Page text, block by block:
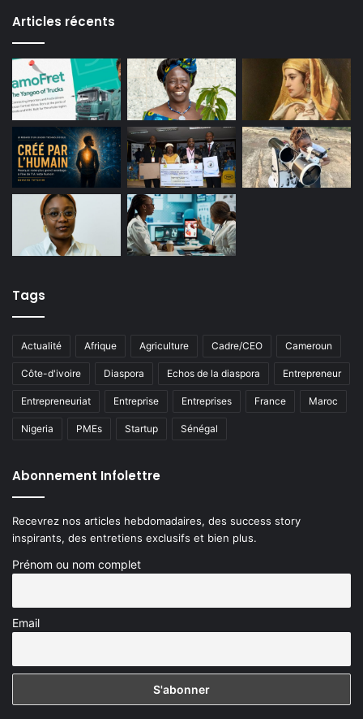
Articles récents
Tags
Actualité Afrique Agriculture Cadre/CEO Cameroun
Côte-d'ivoire Diaspora Echos de la diaspora Entrepreneur
Entrepreneuriat Entreprise Entreprises France Maroc
Nigeria PMEs Startup Sénégal
Abonnement Infolettre
Recevrez nos articles hebdomadaires, des success story
inspirants, des entretiens exclusifs et bien plus.
Prénom ou nom complet
Email